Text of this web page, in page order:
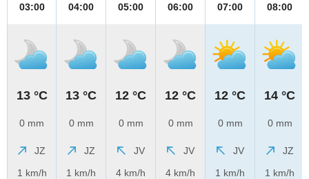
03:00
13 °C
0 mm
JZ
1 km/h
04:00
13 °C
0 mm
JZ
1 km/h
05:00
12 °C
0 mm
JV
4 km/h
06:00
12 °C
0 mm
JV
4 km/h
07:00
12 °C
0 mm
JV
1 km/h
08:00
14 °C
0 mm
JZ
1 km/h